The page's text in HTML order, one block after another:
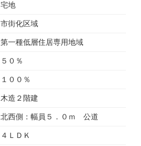
宅地
市街化区域
第一種低層住居専用地域
５０％
１００％
木造２階建
北西側：幅員５．０ｍ 公道
４ＬＤＫ